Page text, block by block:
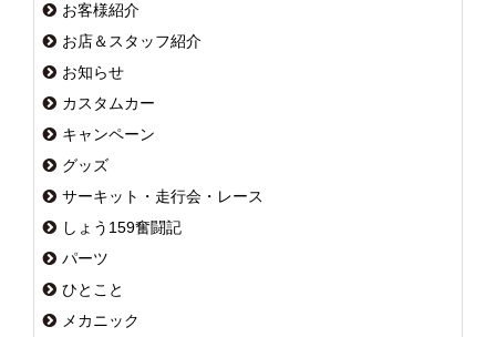
お客様紹介
お店＆スタッフ紹介
お知らせ
カスタムカー
キャンペーン
グッズ
サーキット・走行会・レース
しょう159奮闘記
パーツ
ひとこと
メカニック